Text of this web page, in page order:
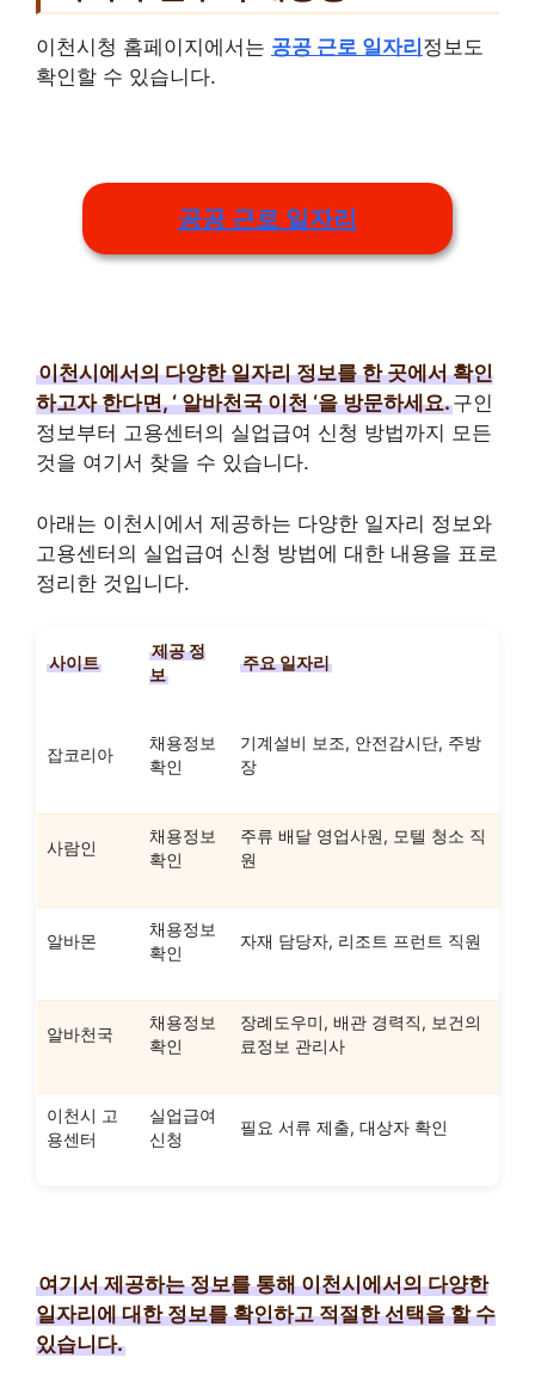
이천시청 홈페이지에서는 공공 근로 일자리 정보도
확인할 수 있습니다.
공공 근로 일자리
이천시에서의 다양한 일자리 정보를 한 곳에서 확인
하고자 한다면, ‘ 알바천국 이천 ‘을 방문하세요.구인
정보부터 고용센터의 실업급여 신청 방법까지 모든
것을 여기서 찾을 수 있습니다.
아래는 이천시에서 제공하는 다양한 일자리 정보와
고용센터의 실업급여 신청 방법에 대한 내용을 표로
정리한 것입니다.
사이트
제공 정
보
주요 일자리
잡코리아
채용정보
확인
기계설비 보조, 안전감시단, 주방
장
사람인
채용정보
확인
주류 배달 영업사원, 모텔 청소 직
원
알바몬
채용정보
확인
자재 담당자, 리조트 프런트 직원
알바천국
채용정보
확인
장례도우미, 배관 경력직, 보건의
료정보 관리사
이천시 고
용센터
실업급여
신청
필요 서류 제출, 대상자 확인
여기서 제공하는 정보를 통해 이천시에서의 다양한
일자리에 대한 정보를 확인하고 적절한 선택을 할 수
있습니다.